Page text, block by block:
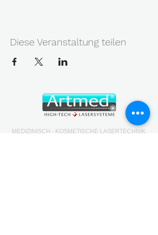
Diese Veranstaltung teilen
MEDIZINISCH - KOSMETISCHE LASERTECHNIK